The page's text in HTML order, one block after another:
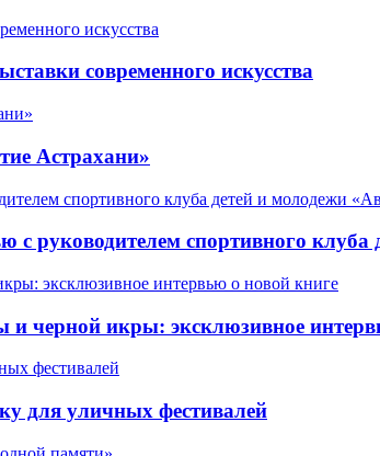
современного искусства
Астрахани»
руководителем спортивного
черной икры: эксклюзивное
для уличных фестивалей